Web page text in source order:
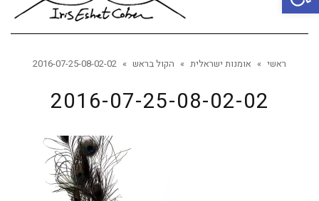
ראשי » אומנות ישראלית » הקול בראש »
2016-07-25-08-02-02
2016-07-25-08-02-02